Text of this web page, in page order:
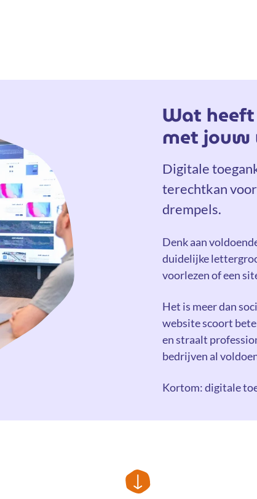
Wat
met jouw
Digitale
terechtkan
drempels.
Denk aan
duidelijke
voorlezen of een
Het is meer dan
website scoort
en straalt
bedrijven al
Kortom: digitale